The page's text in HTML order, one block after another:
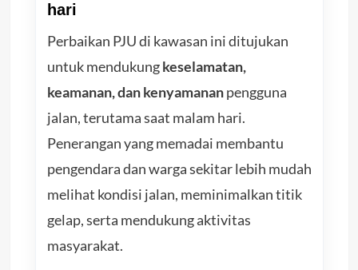
hari
Perbaikan PJU di kawasan ini ditujukan
untuk mendukungkeselamatan,
keamanan, dan kenyamananpengguna
jalan, terutama saat malam hari.
Penerangan yang memadai membantu
pengendara dan warga sekitar lebih mudah
melihat kondisi jalan, meminimalkan titik
gelap, serta mendukung aktivitas
masyarakat.